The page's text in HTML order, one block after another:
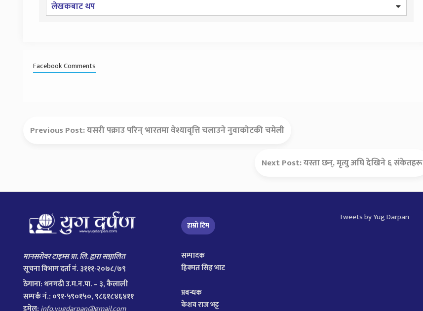
लेखकबाट थप
Facebook Comments
Previous Post:यसरी पक्राउ परिन् भारतमा वेश्यावृत्ति चलाउने नुवाकोटकी चमेली
Next Post:यस्ता छन्, मृत्यु अघि देखिने ६ संकेतहरू
मानसरोवर टाइम्स प्रा. लि. द्वारा सञ्चालित
सूचना विभाग दर्ता नं. ३१११-२०७८/७९
ठेगाना: धनगढी उ.म.न.पा. – ३, कैलाली
सम्पर्क नं.: ०९१-५९०१५०, ९८६१८४६४११
हाम्रो टिम
सम्पादक
हिक्मत सिह भाट
प्रबन्धक
केशव राज भट्ट
Tweets by Yug Darpan